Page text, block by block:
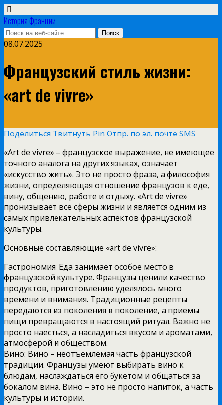
История Франции
08.07.2025
Французский стиль жизни:
«art de vivre»
Поделиться Твитнуть Pin Отпр. по эл. почте SMS
«Art de vivre» – французское выражение, не имеющее
точного аналога на других языках, означает
«искусство жить». Это не просто фраза, а философия
жизни, определяющая отношение французов к еде,
вину, общению, работе и отдыху. «Art de vivre»
пронизывает все сферы жизни и является одним из
самых привлекательных аспектов французской
культуры.
Основные составляющие «art de vivre»:
Гастрономия: Еда занимает особое место в
французской культуре. Французы ценили качество
продуктов, приготовлению уделялось много
времени и внимания. Традиционные рецепты
передаются из поколения в поколение, а приемы
пищи превращаются в настоящий ритуал. Важно не
просто наесться, а насладиться вкусом и ароматами,
атмосферой и обществом.
Вино: Вино – неотъемлемая часть французской
традиции. Французы умеют выбирать вино к
блюдам, наслаждаться его букетом и общаться за
бокалом вина. Вино – это не просто напиток, а часть
культуры и истории.